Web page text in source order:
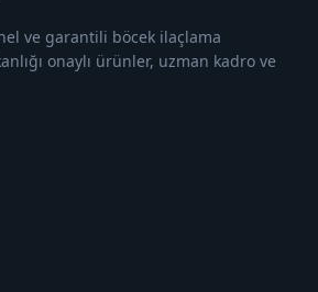
ve garantili böcek ilaçlama
onaylı ürünler, uzman kadro ve